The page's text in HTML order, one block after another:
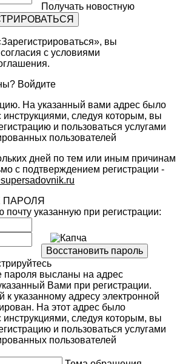
Получать новостную
вы
с условиями
.
Войдите
На указанный вами адрес было
инструкциями, следуя которым, вы
и пользоваться услугами
пользователей
дней по тем или иным причинам
с подтверждением регистрации -
ПАРОЛЯ
почту указанную при регистрации:
пароля высланы на адрес
Вами при регистрации.
к указанному адресу электронной
На этот адрес было
инструкциями, следуя которым, вы
и пользоваться услугами
пользователей